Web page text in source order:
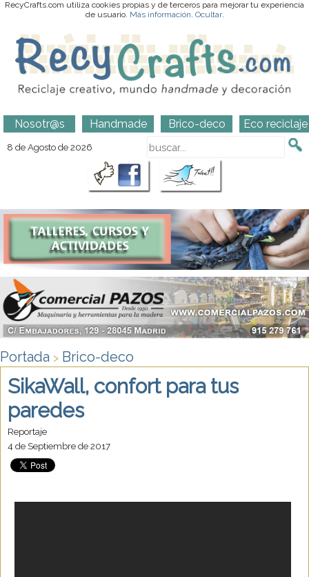
RecyCrafts.com utiliza cookies propias y de terceros para mejorar tu experiencia
de usuario. Más información. Ocultar.
Nosotr@s Handmade Brico-deco Eco reciclaje
8 de Agosto de 2026
Portada > Brico-deco
SikaWall, confort para tus
paredes
Reportaje
4 de Septiembre de 2017